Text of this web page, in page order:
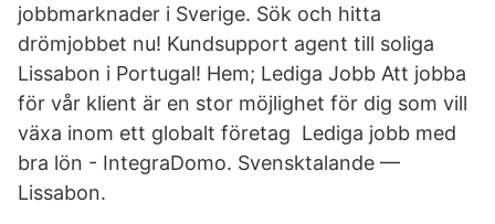
jobbmarknader i Sverige. Sök och hitta
drömjobbet nu! Kundsupport agent till soliga
Lissabon i Portugal! Hem; Lediga Jobb Att jobba
för vår klient är en stor möjlighet för dig som vill
växa inom ett globalt företag Lediga jobb med
bra lön - IntegraDomo. Svensktalande —
Lissabon.